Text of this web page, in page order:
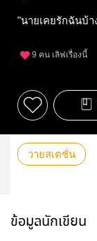
9 คน เลิฟเรื่องนี้
วายสเตชั่น
ข้อมูลนักเขียน